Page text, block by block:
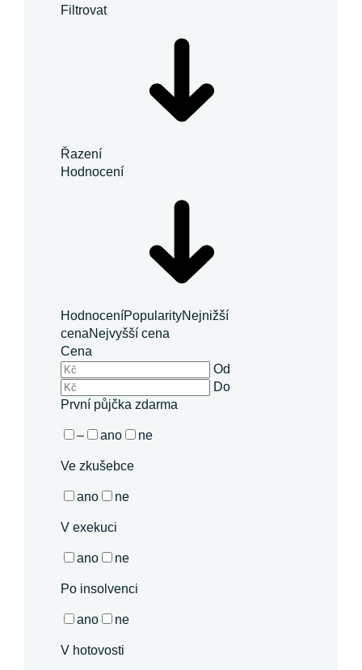
Filtrovat
Řazení
Hodnocení
HodnoceníPopularityNejnižší
cenaNejvyšší cena
Cena
Od
Do
První půjčka zdarma
– ano ne
Ve zkušebce
ano ne
V exekuci
ano ne
Po insolvenci
ano ne
V hotovosti